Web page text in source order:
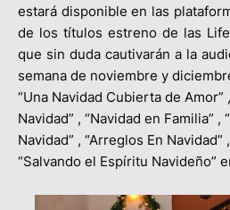
estará disponible en las
de los títulos estreno de las
que sin duda cautivarán a la
semana de noviembre y
“Una Navidad Cubierta de Amor”
Navidad” , “Navidad en Familia” ,
Navidad” , “Arreglos En Navidad”
“Salvando el Espíritu Navideño”